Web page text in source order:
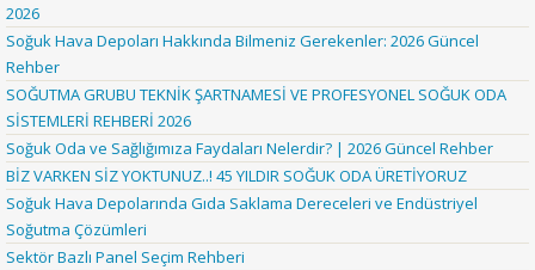
2026
Soğuk Hava Depoları Hakkında Bilmeniz Gerekenler: 2026 Güncel
Rehber
SOĞUTMA GRUBU TEKNİK ŞARTNAMESİ VE PROFESYONEL SOĞUK ODA
SİSTEMLERİ REHBERİ 2026
Soğuk Oda ve Sağlığımıza Faydaları Nelerdir? | 2026 Güncel Rehber
BİZ VARKEN SİZ YOKTUNUZ..! 45 YILDIR SOĞUK ODA ÜRETİYORUZ
Soğuk Hava Depolarında Gıda Saklama Dereceleri ve Endüstriyel
Soğutma Çözümleri
Sektör Bazlı Panel Seçim Rehberi